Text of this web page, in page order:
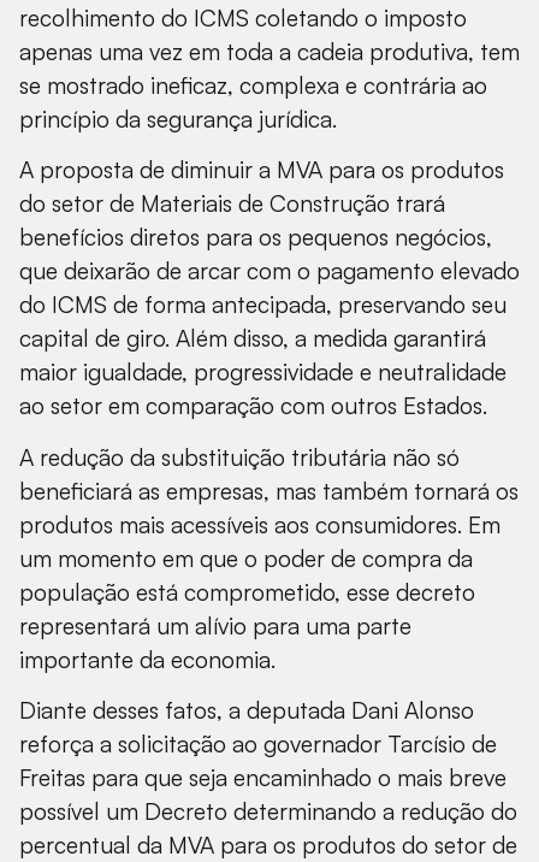
recolhimento do ICMS coletando o imposto
apenas uma vez em toda a cadeia produtiva, tem
se mostrado ineficaz, complexa e contrária ao
princípio da segurança jurídica.
A proposta de diminuir a MVA para os produtos
do setor de Materiais de Construção trará
benefícios diretos para os pequenos negócios,
que deixarão de arcar com o pagamento elevado
do ICMS de forma antecipada, preservando seu
capital de giro. Além disso, a medida garantirá
maior igualdade, progressividade e neutralidade
ao setor em comparação com outros Estados.
A redução da substituição tributária não só
beneficiará as empresas, mas também tornará os
produtos mais acessíveis aos consumidores. Em
um momento em que o poder de compra da
população está comprometido, esse decreto
representará um alívio para uma parte
importante da economia.
Diante desses fatos, a deputada Dani Alonso
reforça a solicitação ao governador Tarcísio de
Freitas para que seja encaminhado o mais breve
possível um Decreto determinando a redução do
percentual da MVA para os produtos do setor de